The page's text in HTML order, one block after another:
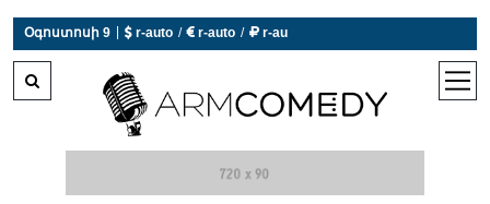
Օգոստոսի 9  r-auto /  r-auto /  r-au
open